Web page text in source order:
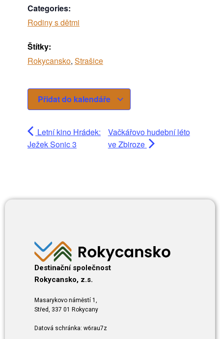
Categories:
Rodiny s dětmi
Štítky:
Rokycansko, Strašice
Přidat do kalendáře
Letní kino Hrádek:
Ježek Sonic 3
Vačkářovo hudební léto
ve Zbiroze
Destinační společnost
Rokycansko, z.s.
Masarykovo náměstí 1,
Střed, 337 01 Rokycany
Datová schránka: w6rau7z